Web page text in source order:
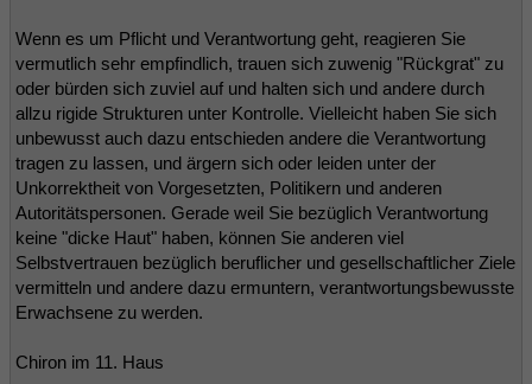
Wenn es um Pflicht und Verantwortung geht, reagieren Sie
vermutlich sehr empfindlich, trauen sich zuwenig "Rückgrat" zu
oder bürden sich zuviel auf und halten sich und andere durch
allzu rigide Strukturen unter Kontrolle. Vielleicht haben Sie sich
unbewusst auch dazu entschieden andere die Verantwortung
tragen zu lassen, und ärgern sich oder leiden unter der
Unkorrektheit von Vorgesetzten, Politikern und anderen
Autoritätspersonen. Gerade weil Sie bezüglich Verantwortung
keine "dicke Haut" haben, können Sie anderen viel
Selbstvertrauen bezüglich beruflicher und gesellschaftlicher Ziele
vermitteln und andere dazu ermuntern, verantwortungsbewusste
Erwachsene zu werden.
Chiron im 11. Haus